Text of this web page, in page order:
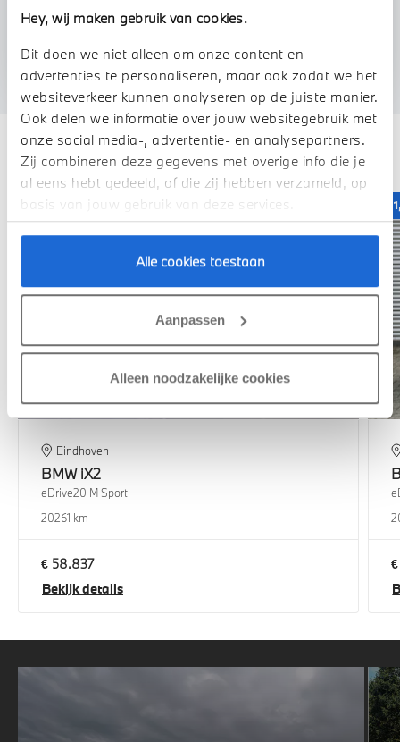
Hey, wij maken gebruik van cookies.
Dit doen we niet alleen om onze content en
advertenties te personaliseren, maar ook zodat we het
websiteverkeer kunnen analyseren op de juiste manier.
Ook delen we informatie over jouw websitegebruik met
onze social media-, advertentie- en analysepartners.
Zij combineren deze gegevens met overige info die je
al eens hebt gedeeld, of die zij hebben verzameld, op
basis van jouw gebruik van deze services.
Alle cookies toestaan
Aanpassen
Alleen noodzakelijke cookies
Voorstel aanvragen
Deze zijn vergelijkbaar
1,99% renteactie
Eindhoven
BMW iX2
eDrive20 M Sport
20261 km
€ 58.837
Bekijk details